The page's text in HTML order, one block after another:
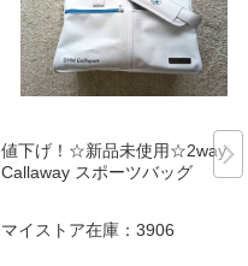
値下げ！☆新品未使用☆2way ×
Callaway スポーツバッグ
マイストア在庫： 3906